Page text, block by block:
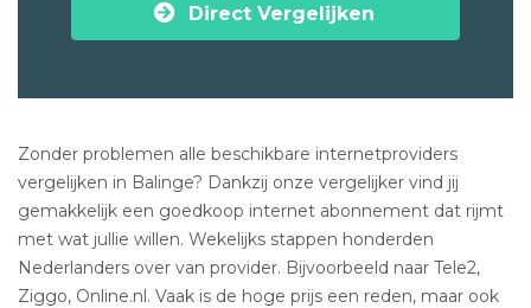
Direct Vergelijken
Zonder problemen alle beschikbare internetproviders
vergelijken in Balinge? Dankzij onze vergelijker vind jij
gemakkelijk een goedkoop internet abonnement dat rijmt
met wat jullie willen. Wekelijks stappen honderden
Nederlanders over van provider. Bijvoorbeeld naar Tele2,
Ziggo, Online.nl. Vaak is de hoge prijs een reden, maar ook